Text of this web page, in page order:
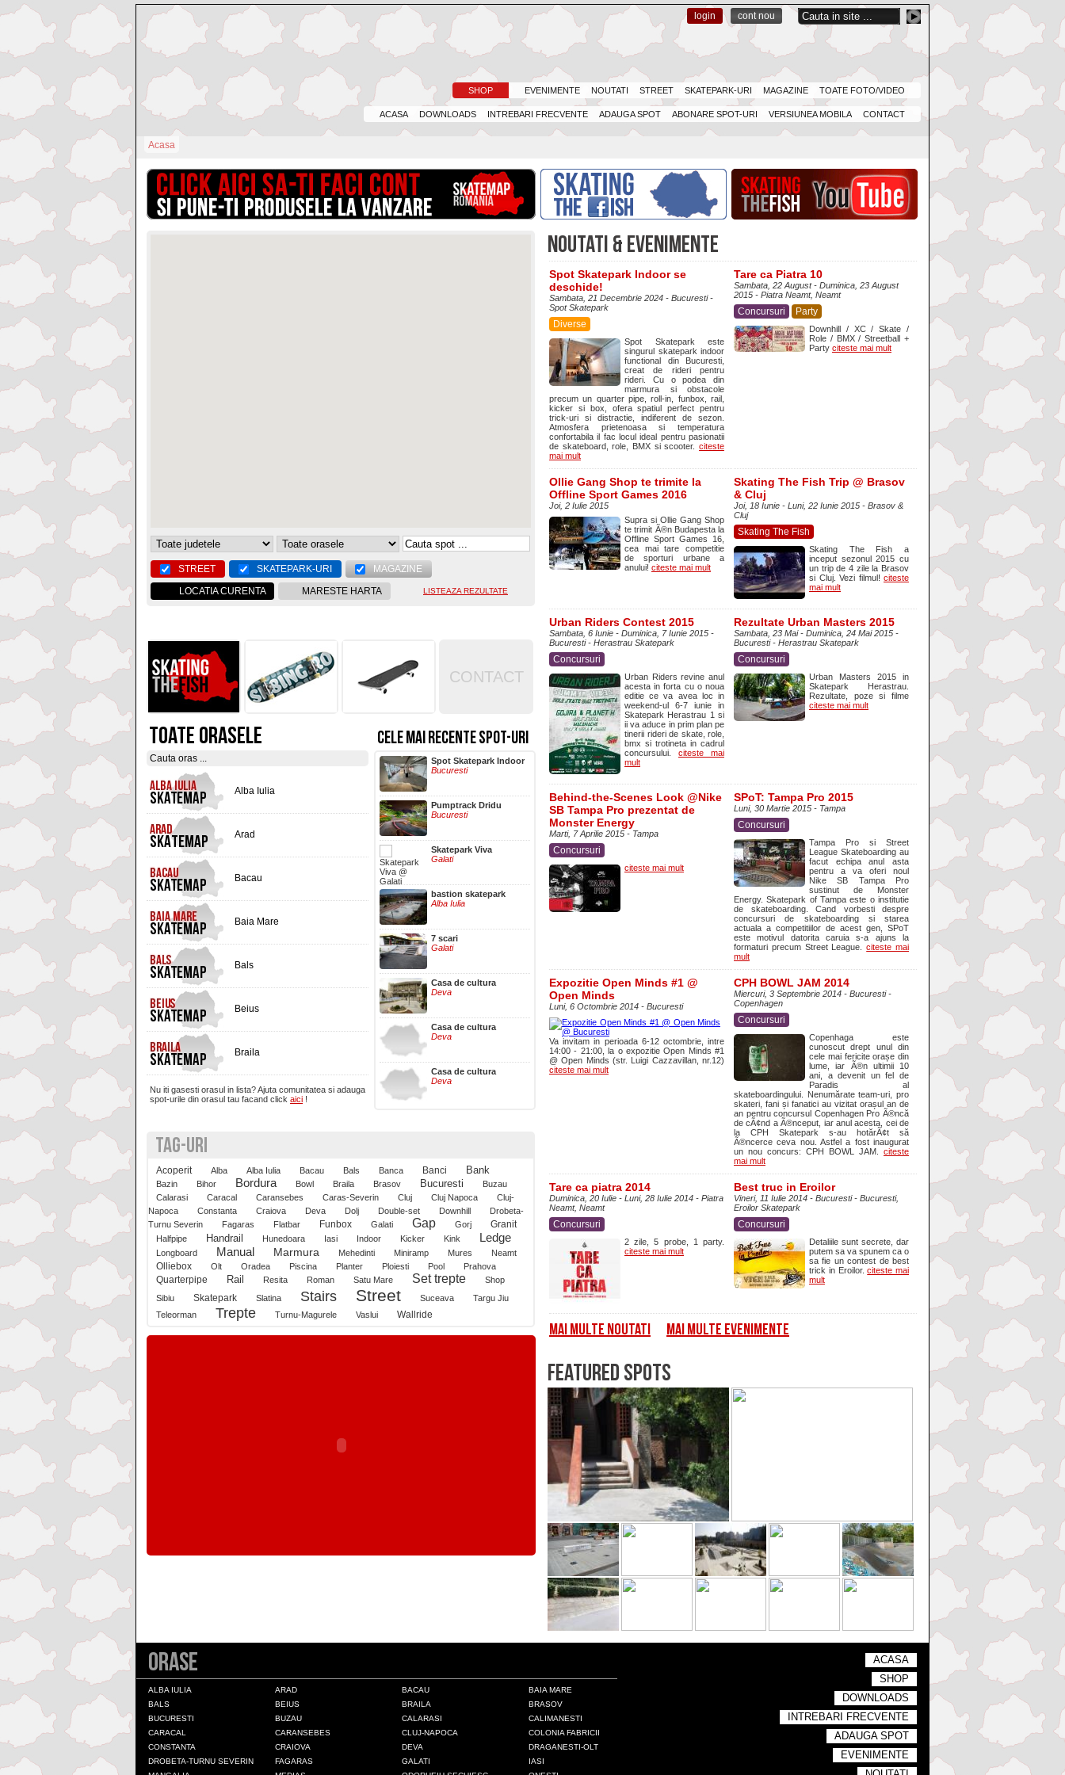
login cont nou
SHOP EVENIMENTE NOUTATI STREET SKATEPARK-URI MAGAZINE TOATE FOTO/VIDEO
ACASA DOWNLOADS INTREBARI FRECVENTE ADAUGA SPOT ABONARE SPOT-URI VERSIUNEA MOBILA CONTACT
Acasa
STREET SKATEPARK-URI
MAGAZINE
LOCATIA CURENTA
MARESTE HARTA LISTEAZA REZULTATE
CONTACT
TOATE ORASELE
Alba Iulia
Arad
Bacau
Baia Mare
Bals
Beius
Braila
Brasov
Buzau
Calarasi
Calimanesti
Caracal
Nu iti gasesti orasul in lista? Ajuta comunitatea si adauga
spot-urile din orasul tau facand click aici !
CELE MAI RECENTE SPOT-URI
Hala Centrala
Iasi
Spot Skatepark Indoor
Bucuresti
Pumptrack Dridu
Bucuresti
Skatepark Viva
Galati
bastion skatepark
Alba Iulia
7 scari
Galati
Casa de cultura
Deva
Casa de cultura
Deva
Casa de cultura
Deva
TAG-URI
Acoperit Alba Alba Iulia Bacau Bals Banca Banci Bank
Bazin Bihor Bordura Bowl Braila Brasov Bucuresti
Buzau
Calarasi
Caracal Caransebes Caras-Severin Cluj Cluj Napoca
Cluj-
Napoca
Constanta Craiova Deva Dolj Double-set Downhill
Drobeta-
Turnu Severin
Fagaras Flatbar Funbox Galati Gap Gorj Granit
Halfpipe Handrail Hunedoara Iasi Indoor Kicker Kink Ledge
Longboard Manual Marmura Mehedinti Miniramp Mures Neamt
Olliebox Olt Oradea Piscina Planter Ploiesti Pool
Prahova
Quarterpipe
Rail Resita Roman Satu Mare Set trepte
Shop
Sibiu
Skatepark Slatina Stairs Street Suceava
Targu Jiu
Teleorman
Trepte Turnu-Magurele Vaslui Wallride
NOUTATI & EVENIMENTE
Spot Skatepark Indoor se
deschide!
Sambata, 21 Decembrie 2024 - Bucuresti -
Spot Skatepark
Diverse
Spot Skatepark este
singurul skatepark indoor
functional din Bucuresti,
creat de rideri pentru
rideri. Cu o podea din
marmura si obstacole
precum un quarter pipe, roll-in, funbox, rail,
kicker si box, ofera spatiul perfect pentru
trick-uri si distractie, indiferent de sezon.
Atmosfera prietenoasa si temperatura
confortabila il fac locul ideal pentru pasionatii
de skateboard, role, BMX si scooter. citeste
mai mult
Tare ca Piatra 10
Sambata, 22 August - Duminica, 23 August
2015 - Piatra Neamt, Neamt
Concursuri Party
Downhill / XC / Skate /
Role / BMX / Streetball +
Party citeste mai mult
Ollie Gang Shop te trimite la
Offline Sport Games 2016
Joi, 2 Iulie 2015
Supra si Ollie Gang Shop
te trimit Ã®n Budapesta la
Offline Sport Games 16,
cea mai tare competitie
de sporturi urbane a
anului! citeste mai mult
Skating The Fish Trip @ Brasov
& Cluj
Joi, 18 Iunie - Luni, 22 Iunie 2015 - Brasov &
Cluj
Skating The Fish
Skating The Fish a
inceput sezonul 2015 cu
un trip de 4 zile la Brasov
si Cluj. Vezi filmul! citeste
mai mult
Urban Riders Contest 2015
Sambata, 6 Iunie - Duminica, 7 Iunie 2015 -
Bucuresti - Herastrau Skatepark
Concursuri
Urban Riders revine anul
acesta in forta cu o noua
editie ce va avea loc in
weekend-ul 6-7 iunie in
Skatepark Herastrau 1 si
ii va aduce in prim plan pe
tinerii rideri de skate, role,
bmx si trotineta in cadrul
concursului. citeste mai
mult
Rezultate Urban Masters 2015
Sambata, 23 Mai - Duminica, 24 Mai 2015 -
Bucuresti - Herastrau Skatepark
Concursuri
Urban Masters 2015 in
Skatepark Herastrau.
Rezultate, poze si filme
citeste mai mult
Behind-the-Scenes Look @Nike
SB Tampa Pro prezentat de
Monster Energy
Marti, 7 Aprilie 2015 - Tampa
Concursuri
citeste mai mult
SPoT: Tampa Pro 2015
Luni, 30 Martie 2015 - Tampa
Concursuri
Tampa Pro si Street
League Skateboarding au
facut echipa anul asta
pentru a va oferi noul
Nike SB Tampa Pro
sustinut de Monster
Energy. Skatepark of Tampa este o institutie
de skateboarding. Cand vorbesti despre
concursuri de skateboarding si starea
actuala a competitiilor de acest gen, SPoT
este motivul datorita caruia s-a ajuns la
formaturi precum Street League.citeste mai
mult
Expozitie Open Minds #1 @
Open Minds
Luni, 6 Octombrie 2014 - Bucuresti
Va invitam in perioada 6-12 octombrie, intre
14:00 - 21:00, la o expozitie Open Minds #1
@ Open Minds (str. Luigi Cazzavillan, nr.12)
citeste mai mult
CPH BOWL JAM 2014
Miercuri, 3 Septembrie 2014 - Bucuresti -
Copenhagen
Concursuri
Copenhaga este
cunoscut drept unul din
cele mai fericite orașe din
lume, iar Ã®n ultimii 10
ani, a devenit un fel de
Paradis al
skateboardingului. Nenumărate team-uri, pro
skateri, fani și fanatici au vizitat orașul an de
an pentru concursul Copenhagen Pro Ã®ncă
de cÃ¢nd a Ã®nceput, iar anul acesta, cei de
la CPH Skatepark s-au hotărÃ¢t să
Ã®ncerce ceva nou. Astfel a fost inaugurat
un nou concurs: CPH BOWL JAM. citeste
mai mult
Tare ca piatra 2014
Duminica, 20 Iulie - Luni, 28 Iulie 2014 - Piatra
Neamt, Neamt
Concursuri
2 zile, 5 probe, 1 party.
citeste mai mult
Best truc in Eroilor
Vineri, 11 Iulie 2014 - Bucuresti - Bucuresti,
Eroilor Skatepark
Concursuri
Detaliile sunt secrete, dar
putem sa va spunem ca o
sa fie un contest de best
trick in Eroilor.citeste mai
mult
MAI MULTE NOUTATI MAI MULTE EVENIMENTE
FEATURED SPOTS
Orase
ALBA IULIA ARAD BACAU
BAIA MARE
BALS
BEIUS BRAILA
BRASOV
BUCURESTI
BUZAU CALARASI
CALIMANESTI
CARACAL
CARANSEBES CLUJ-NAPOCA
COLONIA FABRICII
CONSTANTA
CRAIOVA DEVA
DRAGANESTI-OLT
DROBETA-TURNU SEVERIN
FAGARAS GALATI
IASI
ACASA
SHOP
DOWNLOADS
INTREBARI FRECVENTE
ADAUGA SPOT
EVENIMENTE